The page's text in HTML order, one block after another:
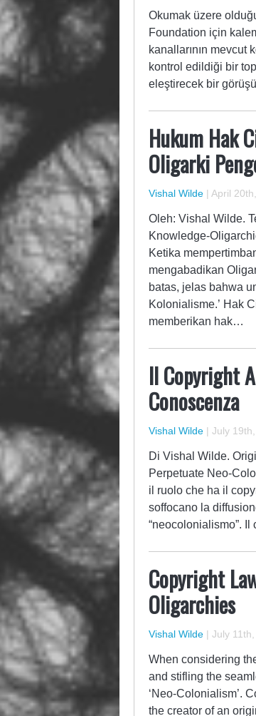
Okumak üzere
Foundation için
kanallarının mevcut
kontrol edildiği bir
eleştirecek bir
Hukum Hak
Oligarki
Vishal Wilde | April
Oleh: Vishal Wilde.
Knowledge-
Ketika
mengabadikan
batas, jelas bahwa
Kolonialisme.’ Hak
memberikan hak…
Il Copyright
Conoscenza
Vishal Wilde | July
Di Vishal Wilde.
Perpetuate Neo-
il ruolo che ha il
soffocano la
“neocolonialismo”.
Copyright
Oligarchies
Vishal Wilde | July
When considering
and stifling the
‘Neo-Colonialism’.
the creator of an